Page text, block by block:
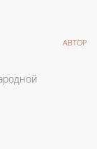
АВТОР